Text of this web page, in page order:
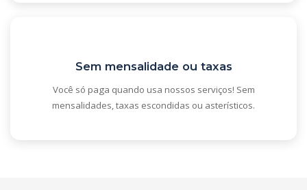
Sem mensalidade ou taxas
Você só paga quando usa nossos serviços! Sem
mensalidades, taxas escondidas ou asterísticos.